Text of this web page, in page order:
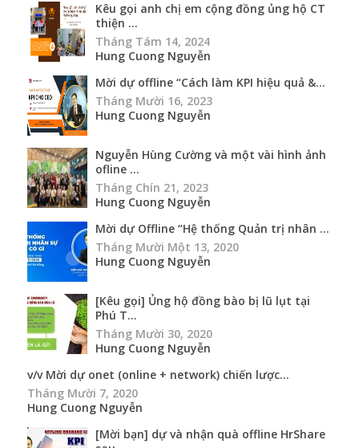
Kêu gọi anh chị em cộng đồng ủng hộ CT
thiện ...
Tháng Tám 14, 2024
Hung Cuong Nguyễn
Mời dự offline “Cách làm KPI hiệu quả &...
Tháng Mười 16, 2023
Hung Cuong Nguyễn
Nguyễn Hùng Cường và một vài hình ảnh
ofline ...
Tháng Chín 21, 2023
Hung Cuong Nguyễn
Mời dự Offline “Hệ thống Quản trị nhân ...
Tháng Mười Một 13, 2020
Hung Cuong Nguyễn
[Kêu gọi] Ủng hộ đồng bào bị lũ lụt tại
Phú T...
Tháng Mười 30, 2020
Hung Cuong Nguyễn
v/v Mời dự onet (online + network) chiến lược...
Tháng Mười 7, 2020
Hung Cuong Nguyễn
[Mời bạn] dự và nhận quà offline HrShare